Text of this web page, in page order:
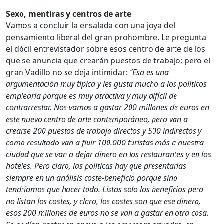
Sexo, mentiras y centros de arte
Vamos a concluir la ensalada con una joya del
pensamiento liberal del gran prohombre. Le pregunta
el dócil entrevistador sobre esos centro de arte de los
que se anuncia que crearán puestos de trabajo; pero el
gran Vadillo no se deja intimidar: “Esa es una
argumentación muy típica y les gusta mucho a los políticos
emplearla porque es muy atractiva y muy difícil de
contrarrestar. Nos vamos a gastar 200 millones de euros en
este nuevo centro de arte contemporáneo, pero van a
crearse 200 puestos de trabajo directos y 500 indirectos y
como resultado van a fluir 100.000 turistas más a nuestra
ciudad que se van a dejar dinero en los restaurantes y en los
hoteles. Pero claro, las políticas hay que presentarlas
siempre en un análisis coste-beneficio porque sino
tendríamos que hacer todo. Listas solo los beneficios pero
no listan los costes, y claro, los costes son que ese dinero,
esos 200 millones de euros no se van a gastar en otra cosa.